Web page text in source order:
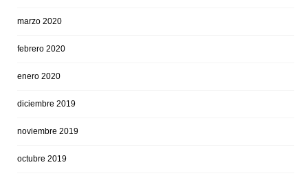
marzo 2020
febrero 2020
enero 2020
diciembre 2019
noviembre 2019
octubre 2019